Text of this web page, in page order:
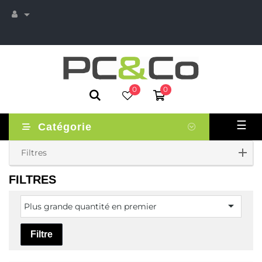

0 0
Catégorie ☰
Filtres
FILTRES
Plus grande quantité en premier 
Filtre